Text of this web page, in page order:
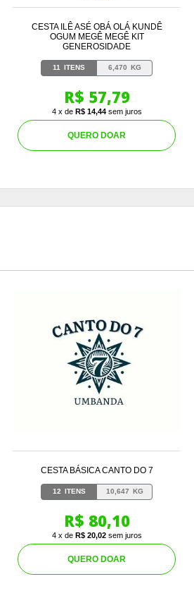
CESTA ILÊ ASÉ OBÁ OLÁ KUNDÊ
OGUM MEGÊ MEGÊ KIT
GENEROSIDADE
11 ITENS 6,470 KG
R$ 57,79
4 x de R$ 14,44sem juros
QUERO DOAR
CESTA BÁSICA CANTO DO 7
12 ITENS 10,647 KG
R$ 80,10
4 x de R$ 20,02sem juros
QUERO DOAR